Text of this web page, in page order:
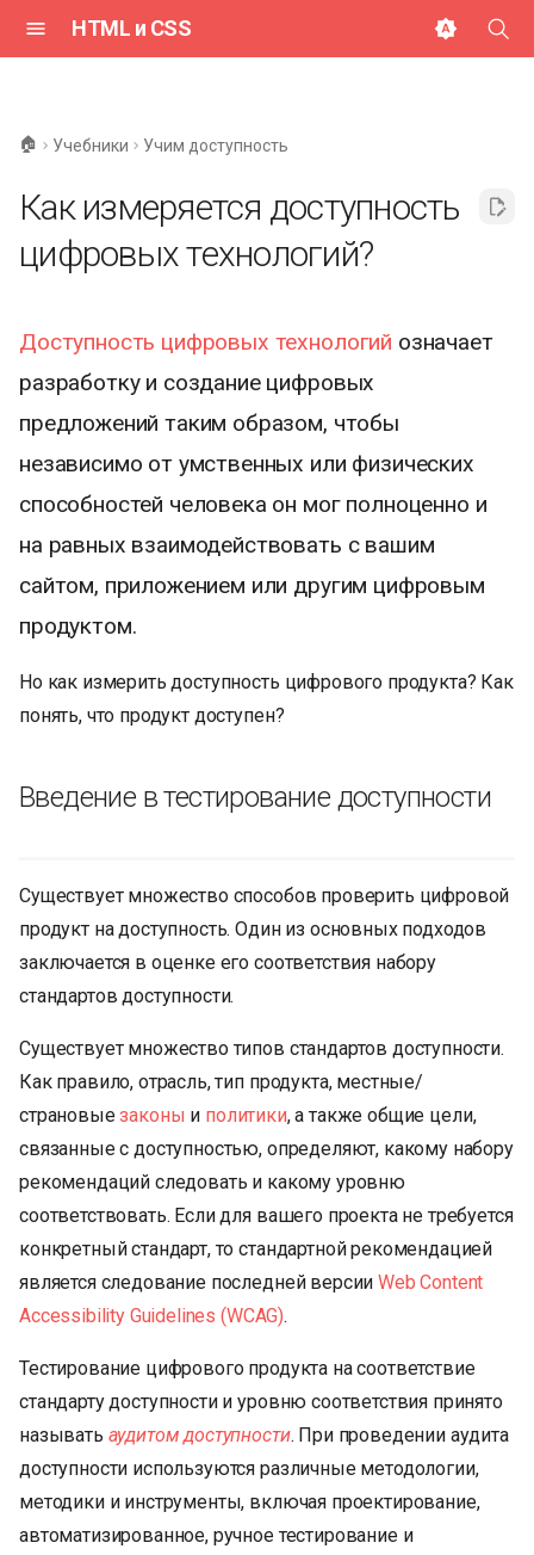
HTML и CSS
ц
и
л
и
з
а
ц
и
я
п
о
и
к
🏠 Учебники Учим доступность
Как измеряется доступность
цифровых технологий?
Доступность цифровых технологий означает
разработку и создание цифровых
предложений таким образом, чтобы
независимо от умственных или физических
способностей человека он мог полноценно и
на равных взаимодействовать с вашим
сайтом, приложением или другим цифровым
продуктом.
Но как измерить доступность цифрового продукта? Как
понять, что продукт доступен?
Введение в тестирование доступности
Существует множество способов проверить цифровой
продукт на доступность. Один из основных подходов
заключается в оценке его соответствия набору
стандартов доступности.
Существует множество типов стандартов доступности.
Как правило, отрасль, тип продукта, местные/
страновыезаконы и политики, а также общие цели,
связанные с доступностью, определяют, какому набору
рекомендаций следовать и какому уровню
соответствовать. Если для вашего проекта не требуется
конкретный стандарт, то стандартной рекомендацией
является следование последней версииWeb Content
Accessibility Guidelines (WCAG).
Тестирование цифрового продукта на соответствие
стандарту доступности и уровню соответствия принято
называть аудитом доступности. При проведении аудита
доступности используются различные методологии,
методики и инструменты, включая проектирование,
автоматизированное, ручное тестирование и